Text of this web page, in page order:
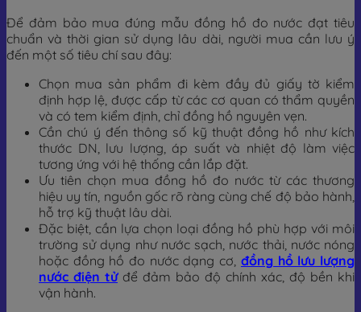
Để đảm bảo mua đúng mẫu đồng hồ đo nước đạt tiêu
chuẩn và thời gian sử dụng lâu dài, người mua cần lưu ý
đến một số tiêu chí sau đây:
Chọn mua sản phẩm đi kèm đầy đủ giấy tờ kiểm
định hợp lệ, được cấp từ các cơ quan có thẩm quyền
và có tem kiểm định, chỉ đồng hồ nguyên vẹn.
Cần chú ý đến thông số kỹ thuật đồng hồ như kích
thước DN, lưu lượng, áp suất và nhiệt độ làm việc
tương ứng với hệ thống cần lắp đặt.
Ưu tiên chọn mua đồng hồ đo nước từ các thương
hiệu uy tín, nguồn gốc rõ ràng cùng chế độ bảo hành,
hỗ trợ kỹ thuật lâu dài.
Đặc biệt, cần lựa chọn loại đồng hồ phù hợp với môi
trường sử dụng như nước sạch, nước thải, nước nóng
hoặc đồng hồ đo nước dạng cơ, đồng hồ lưu lượng
nước điện tửđể đảm bảo độ chính xác, độ bền khi
vận hành.